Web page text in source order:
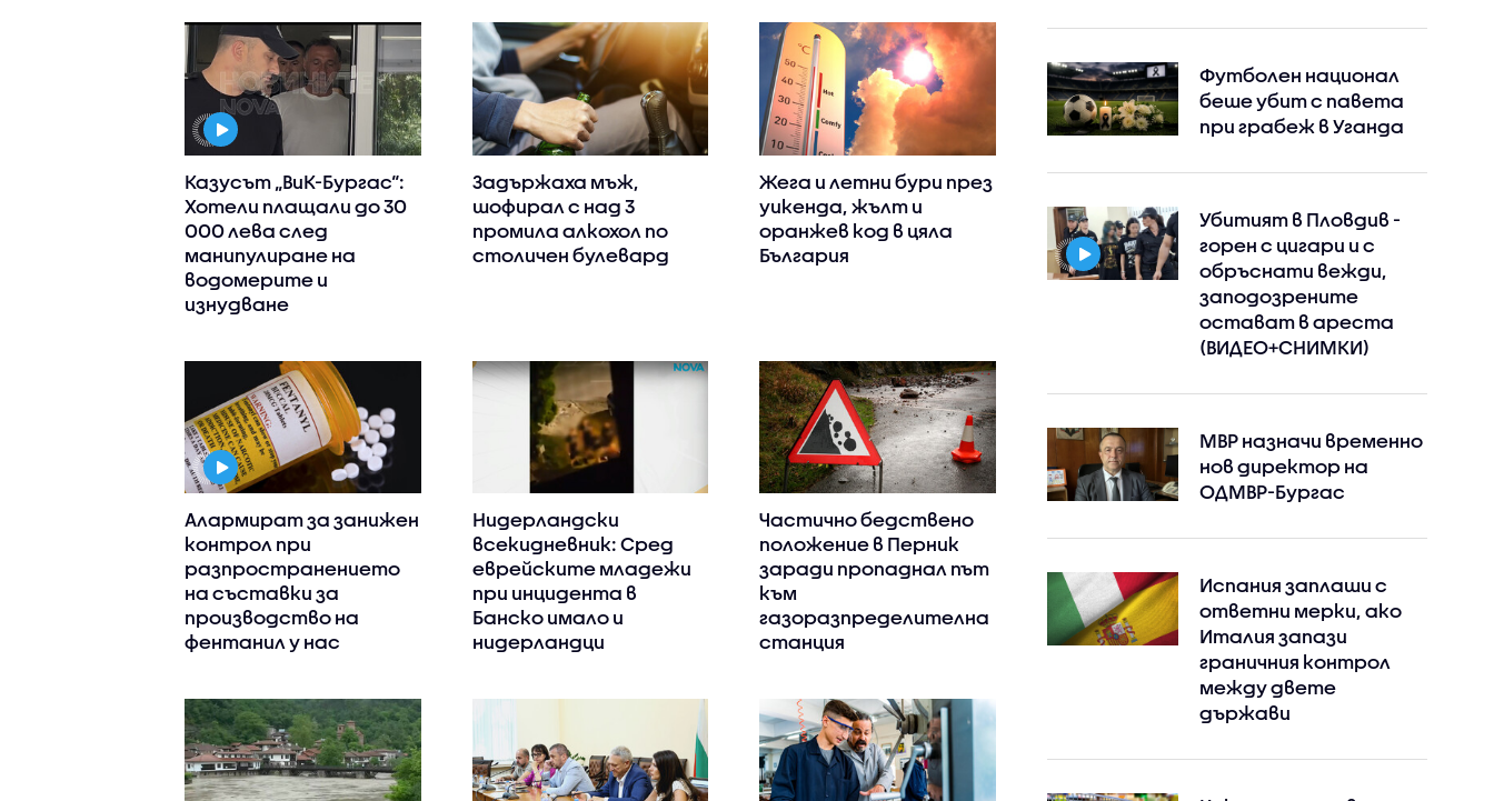
Казусът „ВиК-Бургас“:
Хотели плащали до 30
000 лева след
манипулиране на
водомерите и
изнудване
Задържаха мъж,
шофирал с над 3
промила алкохол по
столичен булевард
Жега и летни бури през
уикенда, жълт и
оранжев код в цяла
България
Алармират за занижен
контрол при
разпространението
на съставки за
производство на
фентанил у нас
Нидерландски
всекидневник: Сред
еврейските младежи
при инцидента в
Банско имало и
нидерландци
Частично бедствено
положение в Перник
заради пропаднал път
към
газоразпределителна
станция
Футболен национал
беше убит с павета
при грабеж в Уганда
Убитият в Пловдив -
горен с цигари и с
обръснати вежди,
заподозрените
остават в ареста
(ВИДЕО+СНИМКИ)
МВР назначи временно
нов директор на
ОДМВР-Бургас
Испания заплаши с
ответни мерки, ако
Италия запази
граничния контрол
между двете
държави